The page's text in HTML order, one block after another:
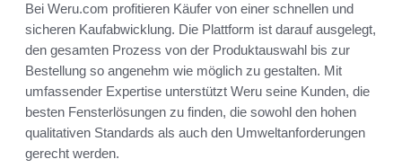
Bei Weru.com profitieren Käufer von einer schnellen und
sicheren Kaufabwicklung. Die Plattform ist darauf ausgelegt,
den gesamten Prozess von der Produktauswahl bis zur
Bestellung so angenehm wie möglich zu gestalten. Mit
umfassender Expertise unterstützt Weru seine Kunden, die
besten Fensterlösungen zu finden, die sowohl den hohen
qualitativen Standards als auch den Umweltanforderungen
gerecht werden.